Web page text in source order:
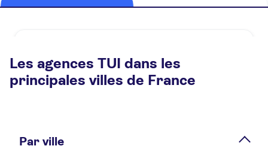
Fermé.Ouvre demain à 14:00
1 rue Adrien Dubouche 87000 Limoges
Les agences TUI dans les
principales villes de France
Par ville